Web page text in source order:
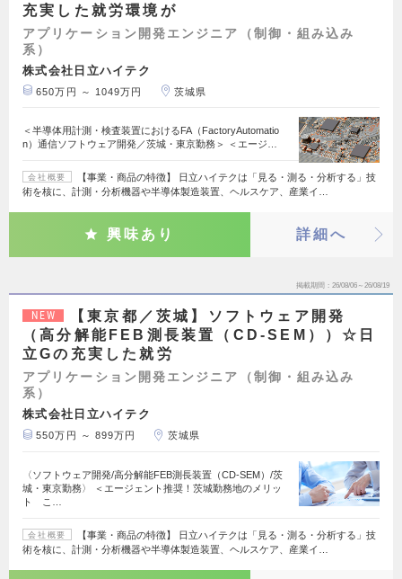
充実した就労環境が
アプリケーション開発エンジニア（制御・組み込み
系）
株式会社日立ハイテク
650万円 ～ 1049万円 茨城県
＜半導体用計測・検査装置におけるFA（FactoryAutomatio
n）通信ソフトウェア開発／茨城・東京勤務＞ ＜エージ…
会社概要
【事業・商品の特徴】 日立ハイテクは「見る・測る・分析する」技
術を核に、計測・分析機器や半導体製造装置、ヘルスケア、産業イ…
興味あり 詳細へ
掲載期間 26/08/06～26/08/19
NEW
【東京都／茨城】ソフトウェア開発
（高分解能FEB測長装置（CD-SEM））☆日
立Gの充実した就労
アプリケーション開発エンジニア（制御・組み込み
系）
株式会社日立ハイテク
550万円 ～ 899万円 茨城県
〈ソフトウェア開発/高分解能FEB測長装置（CD-SEM）/茨
城・東京勤務〉 ＜エージェント推奨！茨城勤務地のメリッ
ト こ…
会社概要
【事業・商品の特徴】 日立ハイテクは「見る・測る・分析する」技
術を核に、計測・分析機器や半導体製造装置、ヘルスケア、産業イ…